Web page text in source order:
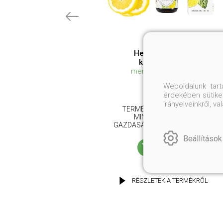
HerbaDei Szájvíz
koncentrátum
menta-citrom ízben
4 400 Ft
TERMÉSZETES SZÁJVÍZ A
MINDENNAPOKRA,
GAZDASÁGOS KISZERELÉSBEN
KOSÁRBA
RÉSZLETEK A TERMÉKRŐL
Weboldalunk
érdekében
irányelveinkről,
Beállítások